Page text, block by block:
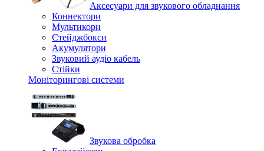
Аксесуари для звукового обладнання
Коннектори
Мультикори
Стейджбокси
Акумулятори
Звуковий аудіо кабель
Стійки
Моніторингові системи
Звукова обробка